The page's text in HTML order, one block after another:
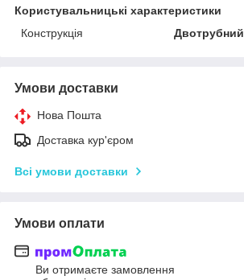
Користувальницькі характеристики
Конструкція
Двотрубний
Умови доставки
Нова Пошта
Доставка кур'єром
Всі умови доставки
Умови оплати
Ви отримаєте замовлення